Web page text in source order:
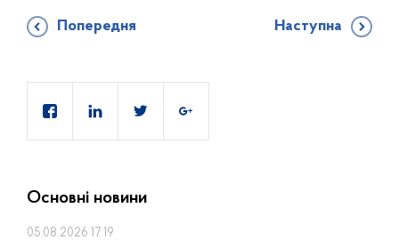
Попередня Наступна
Основні новини
05.08.2026 17:19